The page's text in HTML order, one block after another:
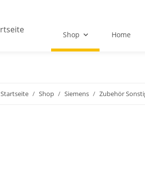
Shop Home
Startseite Shop Siemens Zubehör